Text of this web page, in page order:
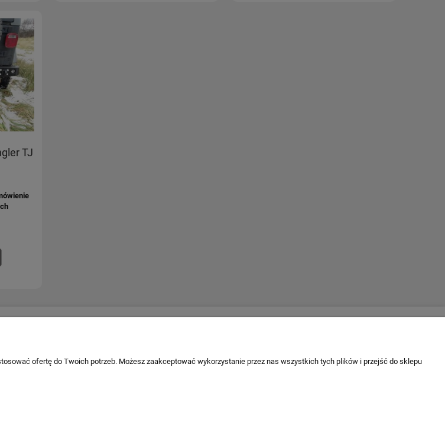
TJ
i koszty dostawy
Facebook
tel. 509 700 949
ofertę do Twoich potrzeb. Możesz zaakceptować wykorzystanie przez nas wszystkich tych plików i przejść do sklepu